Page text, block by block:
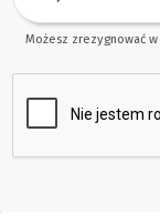
Możesz zrezygnować